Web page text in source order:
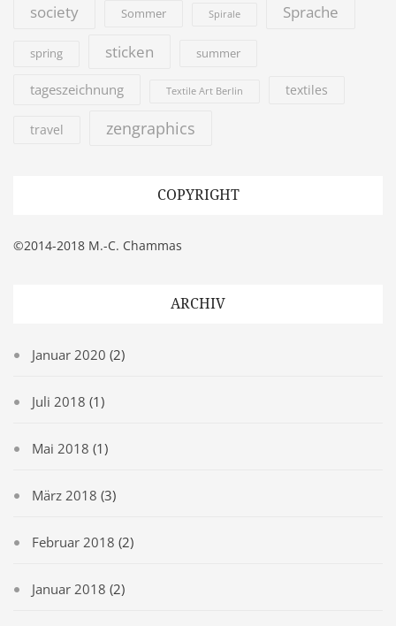
society Sommer Spirale Sprache
spring sticken summer
tageszeichnung Textile Art Berlin textiles
travel zengraphics
COPYRIGHT
©2014-2018 M.-C. Chammas
ARCHIV
Januar 2020 (2)
Juli 2018 (1)
Mai 2018 (1)
März 2018 (3)
Februar 2018 (2)
Januar 2018 (2)